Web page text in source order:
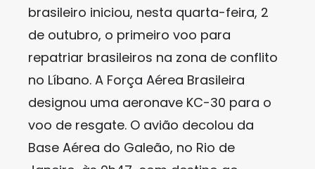
brasileiro iniciou, nesta quarta-feira, 2
de outubro, o primeiro voo para
repatriar brasileiros na zona de conflito
no Líbano. A Força Aérea Brasileira
designou uma aeronave KC-30 para o
voo de resgate. O avião decolou da
Base Aérea do Galeão, no Rio de